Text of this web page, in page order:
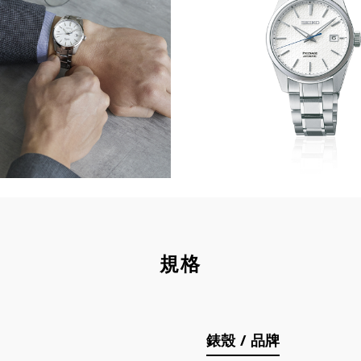
規格
錶殼 / 品牌